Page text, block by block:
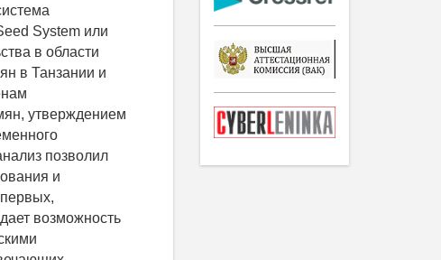
System или
в области
в Танзании и
утверждением
позволил
и
возможность